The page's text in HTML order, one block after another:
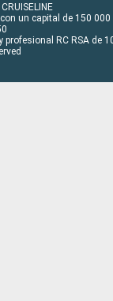
un capital de 150 000
RC RSA de